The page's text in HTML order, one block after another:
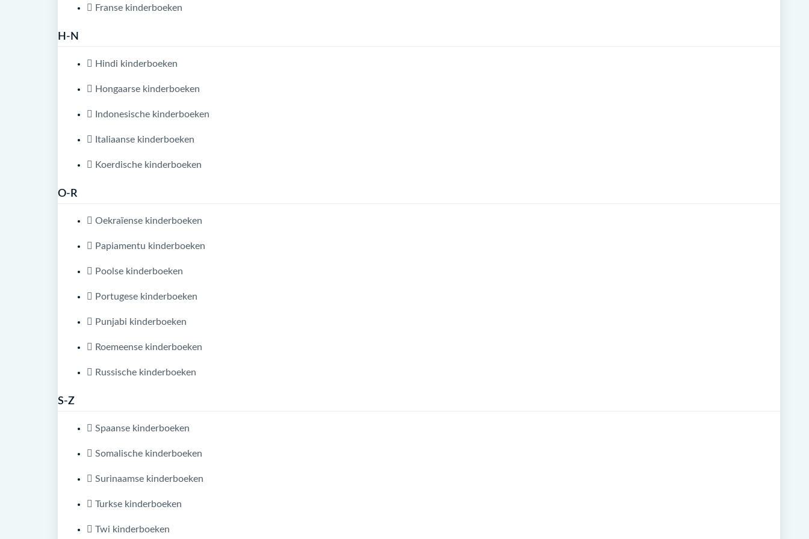
Franse kinderboeken
H-N
Hindi kinderboeken
Hongaarse kinderboeken
Indonesische kinderboeken
Italiaanse kinderboeken
Koerdische kinderboeken
O-R
Oekraïense kinderboeken
Papiamentu kinderboeken
Poolse kinderboeken
Portugese kinderboeken
Punjabi kinderboeken
Roemeense kinderboeken
Russische kinderboeken
S-Z
Spaanse kinderboeken
Somalische kinderboeken
Surinaamse kinderboeken
Turkse kinderboeken
Twi kinderboeken